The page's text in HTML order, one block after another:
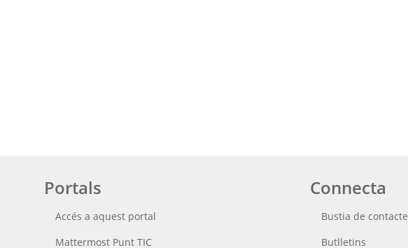
Portals
Accés a aquest portal
Mattermost Punt TIC
Connecta
Bustia de contacte
Butlletins